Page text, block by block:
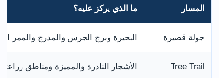
المسار ما الذي يركز عليه؟
جولة قصيرة البحيرة وبرج الجرس والمدرج والممر
Tree Trail الأشجار النادرة والمميزة ومناطق